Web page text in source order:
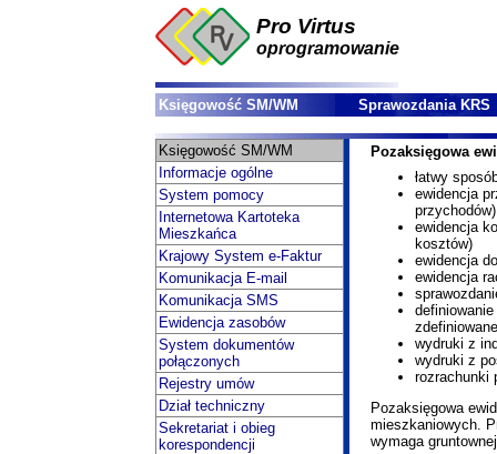
Pro Virtus
oprogramowanie
Księgowość SM/WM Sprawozdania KRS
Księgowość SM/WM
Informacje ogólne
System pomocy
Internetowa Kartoteka
Mieszkańca
Krajowy System e-Faktur
Komunikacja E-mail
Komunikacja SMS
Ewidencja zasobów
System dokumentów
połączonych
Rejestry umów
Dział techniczny
Sekretariat i obieg
korespondencji
Pozaksięgowa
łatwy
ewidencja
przychodów)
ewidencja
kosztów)
ewidencja
ewidencja
wydruki z
wydruki z
rozrachunki
Pozaksięgowa
mieszkaniowych.
wymaga